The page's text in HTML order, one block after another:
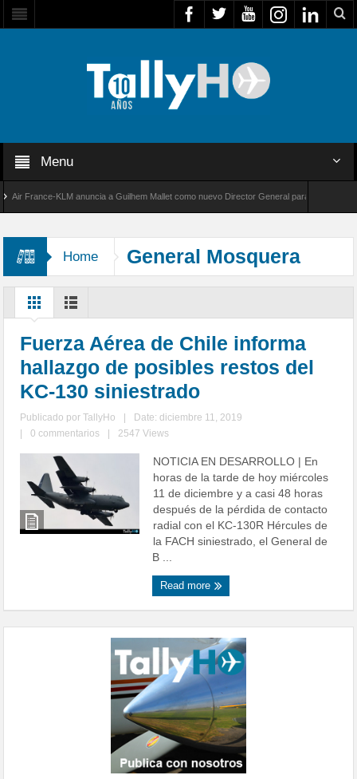
Menu
France-KLM anuncia a Guilhem Mallet como nuevo Director General para América Latina
Home General Mosquera
Fuerza Aérea de Chile informa
hallazgo de posibles restos del
KC-130 siniestrado
Publicado porTallyHo
Date: diciembre 11, 2019
0 commentarios 2547 Views
NOTICIA EN DESARROLLO | En
horas de la tarde de hoy miércoles
11 de diciembre y a casi 48 horas
después de la pérdida de contacto
radial con el KC-130R Hércules de
la FACH siniestrado, el General de
B ...
Read more